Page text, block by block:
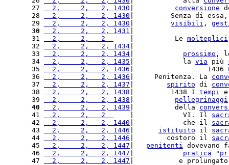
27
  2,     2,   2, 1430
conversione
28
  2,     2,   2, 1430
|         Senza di
29
  2,     2,   2, 1430
visibili ,
30
  2,     2,   2, 1431
31
  2,     2,   2
    |          Le
molteplici
32
  2,     2,   2, 1434
33
  2,     2,   2, 1434
prossimo ,
34
  2,     2,   2, 1435
|            la via più
35
  2,     2,   2, 1436
|                  1436
36
  2,     2,   2, 1436
|     Penitenza. La
37
  2,     2,   2, 1437
spirito di
38
  2,     2,   2, 1438
|         1438 I tempi
39
  2,     2,   2, 1438
pellegrinaggi
40
  2,     2,   2, 1439
|          della
41
  2,     2,   2
    |            VI. Il
42
  2,     2,   2, 1440
|            che il
43
  2,     2,   2, 1446
istituito il
44
  2,     2,   2, 1446
|        costoro il
45
  2,     2,   2, 1447
penitenti dovevano
46
  2,     2,   2, 1447
pratica "
47
  2,     2,   2, 1447
|           e